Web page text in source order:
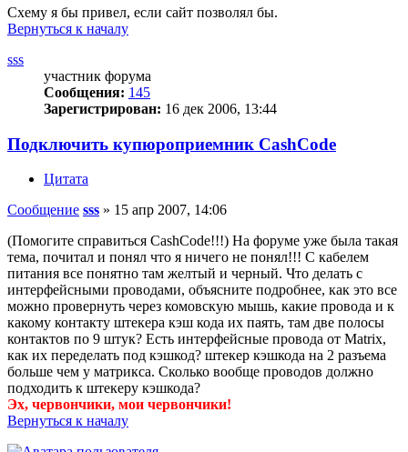
Схему я бы привел, если сайт позволял бы.
Вернуться к началу
sss
участник форума
Сообщения: 145
Зарегистрирован: 16 дек 2006, 13:44
Подключить купюроприемник CashCode
Цитата
Сообщение sss » 15 апр 2007, 14:06
(Помогите справиться CashCode!!!) На форуме уже была такая
тема, почитал и понял что я ничего не понял!!! С кабелем
питания все понятно там желтый и черный. Что делать с
интерфейсными проводами, объясните подробнее, как это все
можно провернуть через комовскую мышь, какие провода и к
какому контакту штекера кэш кода их паять, там две полосы
контактов по 9 штук? Есть интерфейсные провода от Matrix,
как их переделать под кэшкод? штекер кэшкода на 2 разъема
больше чем у матрикса. Сколько вообще проводов должно
подходить к штекеру кэшкода?
Эх, червончики, мои червончики!
Вернуться к началу